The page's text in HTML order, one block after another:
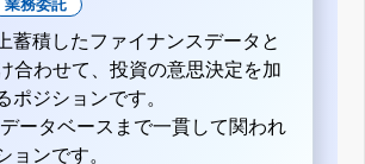
業務委託
蓄積したファイナンスデータと
合わせて、投資の意思決定を加
ポジションです。
ータベースまで一貫して関われ
ョンです。